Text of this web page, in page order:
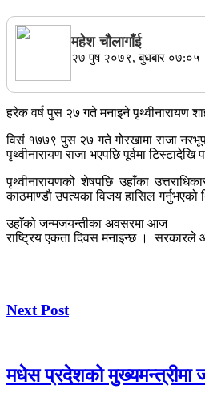
महेश चाैलागाँई
२७ पुष २०७९, बुधबार ०७:०५
हरेक वर्ष पुस २७ गते मनाइने पृथ्वीनारायण
विसं १७७९ पुस २७ गते गोरखामा राजा
पृथ्वीनारायण राजा भएपछि पूर्वमा
पृथ्वीनारायणको शेषपछि उहाँका
काठमाण्डौ उपत्यका विजय हासिल
उहाँको जन्मजयन्तीका अवसरमा आज
राष्ट्रिय एकता दिवस मनाइन्छ । सरकारले
Next Post
मधेस प्रदेशको मुख्यमन्त्रीमा